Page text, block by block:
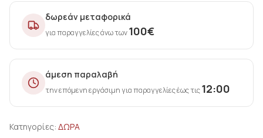
δωρεάν μεταφορικά
για παραγγελίες άνω των100€
άμεση παραλαβή
την επόμενη εργάσιμη για παραγγελίες έως τις12:00
Κατηγορίες: ΔΩΡΑ